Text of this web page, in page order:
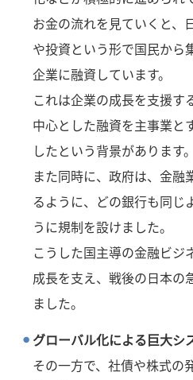
お金の流れを見ていくと、
や投資という形で国民から
企業に融資しています。
これは企業の成長を支援す
中心とした融資を主事業と
したという背景があります。
また同時に、政府は、金融
るように、どの銀行も同じ
うに規制を設けました。
こうした国主導の金融ビジ
成長を支え、戦後の日本の
ました。
グローバル化による巨大シ
その一方で、社債や株式の